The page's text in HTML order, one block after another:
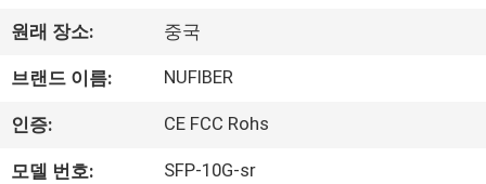
우
리
에
원래 장소: 중국
브랜드 이름: NUFIBER
인증: CE FCC Rohs
모델 번호: SFP-10G-sr